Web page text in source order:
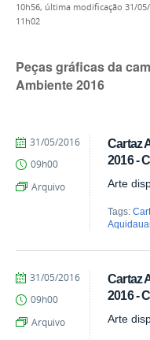
10h56, última modificação 31/
11h02
Peças gráficas da
Ambiente 2016
Cartaz
2016 -
Arte
Tags:
by
Aragão
Published
31/05/2016
09h00
Arquivo
Cartaz
2016 -
Arte
by
Aragão
Published
31/05/2016
09h00
Arquivo